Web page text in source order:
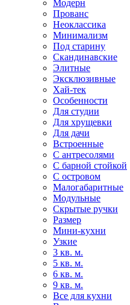
Модерн
Прованс
Неоклассика
Минимализм
Под старину
Скандинавские
Элитные
Эксклюзивные
Хай-тек
Особенности
Для студии
Для хрущевки
Для дачи
Встроенные
С антресолями
С барной стойкой
С островом
Малогабаритные
Модульные
Скрытые ручки
Размер
Мини-кухни
Узкие
3 кв. м.
5 кв. м.
6 кв. м.
9 кв. м.
Все для кухни